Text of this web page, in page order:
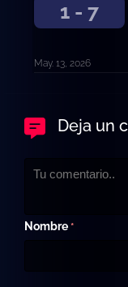
1 - 7
May. 13, 2026
Deja un
Nombre *